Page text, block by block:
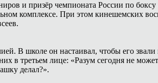
и призёр чемпионата России по
комплексе. При этом кинешемских
В школе он настаивал, чтобы его звали
в третьем лице: «Разум сегодня не
делал?».